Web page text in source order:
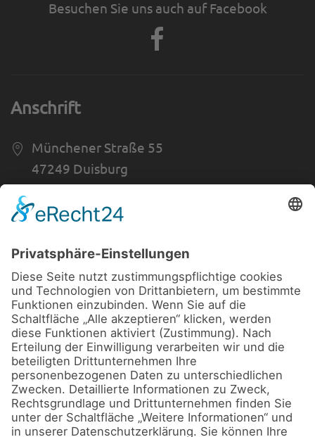
Besuchen Sie uns auch auf Facebook
Anschrift
Münchener Straße 55
47249 Duisburg
0203 - 70 23 09
Öffnungszeiten
Mo-Fr 9:00 - 18:30 Uhr
Sa 9:00 - 14:00 Uhr
Informationen